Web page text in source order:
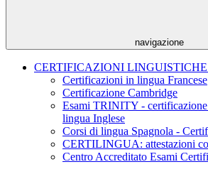
navigazione
CERTIFICAZIONI LINGUISTICHE
Certificazioni in lingua Francese
Certificazione Cambridge
Esami TRINITY - certificazione
lingua Inglese
Corsi di lingua Spagnola -
CERTILINGUA: attestazioni
Centro Accreditato Esami